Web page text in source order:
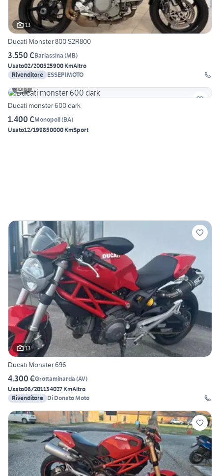
13
Ducati Monster 800 S2R800
3.550 €Barlassina (MB)
Usato02/200525900 KmAltro
Rivenditore ESSEPIMOTO
4
Ducati monster 600 dark
1.400 €Monopoli(BA)
Usato12/199850000 KmSport
13
Ducati Monster 696
4.300 €Grottaminarda (AV)
Usato06/201134027 KmAltro
Rivenditore Di Donato Moto